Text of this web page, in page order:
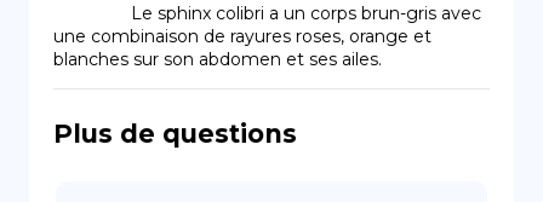
FR
Copiright © Niro ID
une combinaison de rayures roses, orange et
blanches sur son abdomen et ses ailes.
Plus de questions